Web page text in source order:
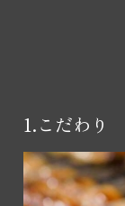
1.こだわり